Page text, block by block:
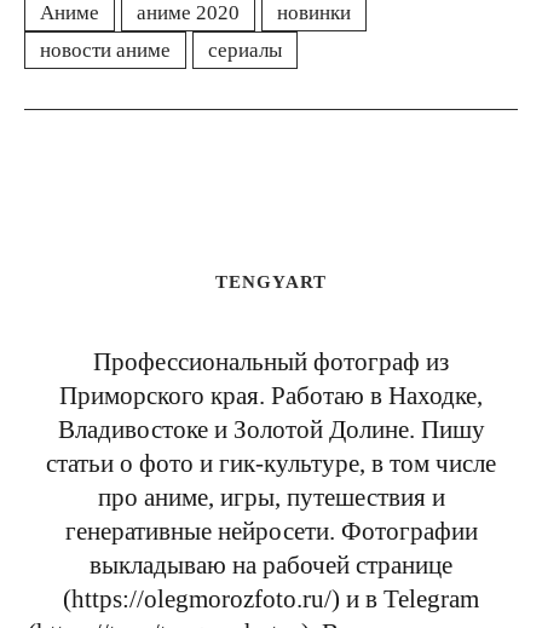
Аниме аниме 2020
новинки
новости аниме
сериалы
TENGYART
Профессиональный фотограф из
Приморского края. Работаю в Находке,
Владивостоке и Золотой Долине. Пишу
статьи о фото и гик-культуре, в том числе
про аниме, игры, путешествия и
генеративные нейросети. Фотографии
выкладываю на рабочей странице
(https://olegmorozfoto.ru/) и в Telegram